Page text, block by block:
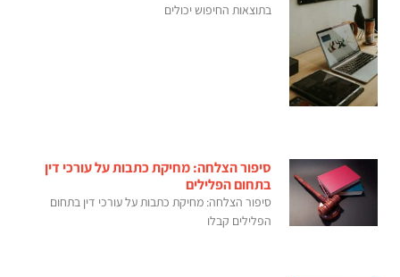
בתוצאות החיפוש יכולים
סיפור הצלחה: מחיקת כתבות על עורכי דין
בתחום הפלילים
סיפור הצלחה: מחיקת כתבות על עורכי דין בתחום
הפלילים קבלו